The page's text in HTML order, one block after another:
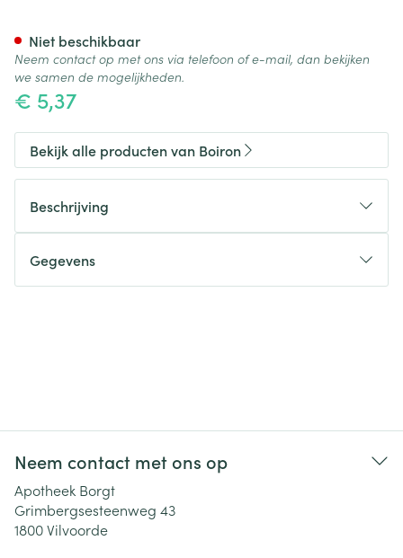
€ 5,37
Niet beschikbaar
Neem contact op met ons via telefoon of e-mail, dan bekijken
we samen de mogelijkheden.
Bekijk alle producten van Boiron
Beschrijving
Gegevens
Neem contact met ons op
Apotheek Borgt
Grimbergsesteenweg 43
1800Vilvoorde